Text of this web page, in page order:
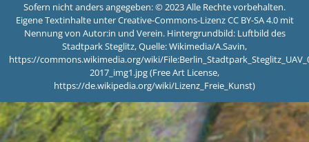
Sofern nicht anders angegeben: © 2023 Alle Rechte vorbehalten.
Eigene Textinhalte unter Creative-Commons-Lizenz CC BY-SA 4.0 mit
Nennung von Autor:in und Verein. Hintergrundbild: Luftbild des
Stadtpark Steglitz, Quelle: Wikimedia/A.Savin,
https://commons.wikimedia.org/wiki/
2017_img1.jpg (Free Art License,
https://de.wikipedia.org/wiki/Lizenz_Freie_Kunst)